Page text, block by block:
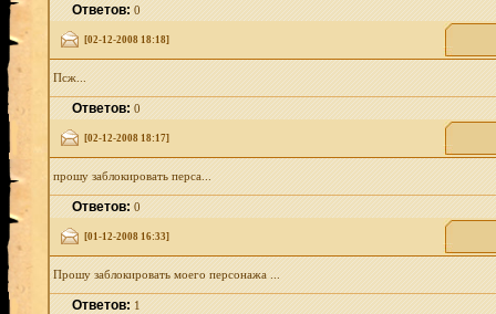
Ответов:0
[02-12-2008 18:18]
Псж...
Ответов:0
[02-12-2008 18:17]
прошу заблокировать перса...
Ответов:0
[01-12-2008 16:33]
Прошу заблокировать моего персонажа ...
Ответов:1